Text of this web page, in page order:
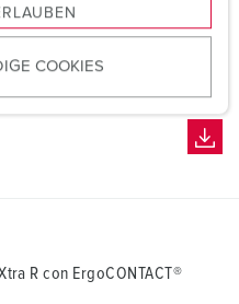
COOKIES
R con ErgoCONTACT®